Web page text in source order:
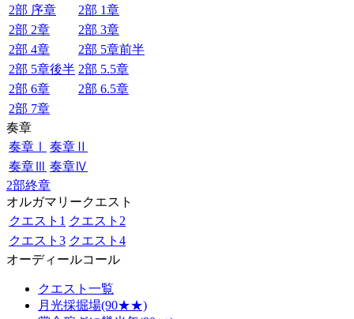
2部 序章
2部 1章
2部 2章
2部 3章
2部 4章
2部 5章前半
2部 5章後半 2部 5.5章
2部 6章
2部 6.5章
2部 7章
奏章
奏章Ⅰ
奏章Ⅱ
奏章Ⅲ 奏章Ⅳ
2部終章
オルガマリークエスト
クエスト1 クエスト2
クエスト3 クエスト4
オーディールコール
クエスト一覧
月光採掘場(90★★)